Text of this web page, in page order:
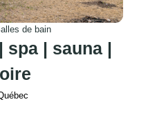
de bain
spa | sauna |